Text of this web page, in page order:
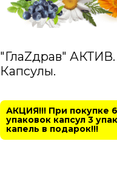
"ГлаZдрав" АКТИВ.
Капсулы.
АКЦИЯ!!! При покупке 6
упаковок капсул 3
капель в подарок!!!